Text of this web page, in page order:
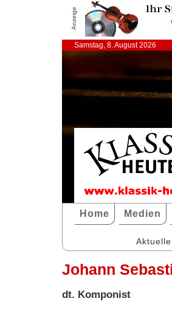
Anzeige
Samstag, 8. August 2026
Home Medien
Johann
dt. Komponist